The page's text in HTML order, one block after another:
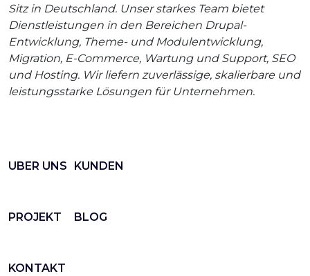
Sitz in Deutschland. Unser starkes Team bietet
Dienstleistungen in den Bereichen Drupal-
Entwicklung, Theme- und Modulentwicklung,
Migration, E-Commerce, Wartung und Support, SEO
und Hosting. Wir liefern zuverlässige, skalierbare und
leistungsstarke Lösungen für Unternehmen.
UBER UNS KUNDEN
PROJEKT BLOG
KONTAKT